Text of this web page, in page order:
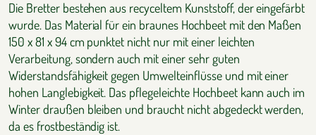
Die Bretter bestehen aus recyceltem Kunststoff, der eingefärbt
wurde. Das Material für ein braunes Hochbeet mit den Maßen
150 x 81 x 94 cm punktet nicht nur mit einer leichten
Verarbeitung, sondern auch mit einer sehr guten
Widerstandsfähigkeit gegen Umwelteinflüsse und mit einer
hohen Langlebigkeit. Das pflegeleichte Hochbeet kann auch im
Winter draußen bleiben und braucht nicht abgedeckt werden,
da es frostbeständig ist.